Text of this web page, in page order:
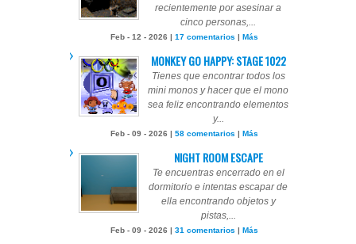
recientemente por asesinar a
cinco personas,...
Feb - 12 - 2026 | 17 comentarios | Más
MONKEY GO HAPPY: STAGE 1022
Tienes que encontrar todos los
mini monos y hacer que el mono
sea feliz encontrando elementos
y...
Feb - 09 - 2026 | 58 comentarios | Más
NIGHT ROOM ESCAPE
Te encuentras encerrado en el
dormitorio e intentas escapar de
ella encontrando objetos y
pistas,...
Feb - 09 - 2026 | 31 comentarios | Más